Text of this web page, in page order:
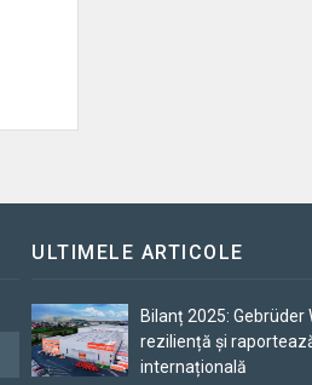
ULTIMELE ARTICOLE
Bilanț 2025:
reziliență și
internațională